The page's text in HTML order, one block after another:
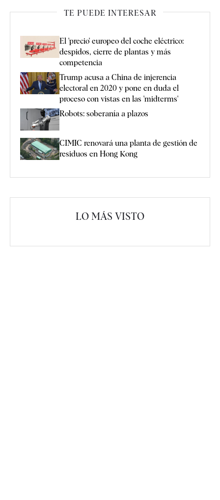
TE PUEDE INTERESAR
El 'precio' europeo del coche eléctrico:
despidos, cierre de plantas y más
competencia
Trump acusa a China de injerencia
electoral en 2020 y pone en duda el
proceso con vistas en las 'midterms'
Robots: soberanía a plazos
CIMIC renovará una planta de gestión de
residuos en Hong Kong
LO MÁS VISTO